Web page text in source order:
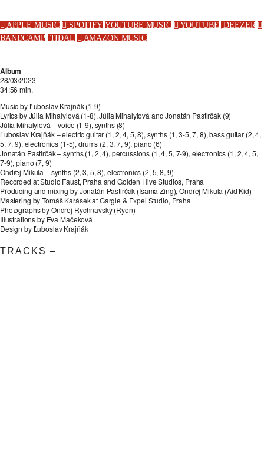
APPLE MUSIC SPOTIFY YOUTUBE MUSIC YOUTUBE DEEZER
BANDCAMP TIDAL AMAZON MUSIC
Album
28/03/2023
34:56 min.
Music by Ľuboslav Krajňák (1-9)
Lyrics by Júlia Mihalyiová (1-8), Júlia Mihalyiová and Jonatán Pastirčák (9)
Júlia Mihalyiová – voice (1-9), synths (8)
Ľuboslav Krajňák – electric guitar (1, 2, 4, 5, 8), synths (1, 3-5, 7, 8), bass guitar (2, 4,
5, 7, 9), electronics (1-5), drums (2, 3, 7, 9), piano (6)
Jonatán Pastirčák – synths (1, 2, 4), percussions (1, 4, 5, 7-9), electronics (1, 2, 4, 5,
7-9), piano (7, 9)
Ondřej Mikula – synths (2, 3, 5, 8), electronics (2, 5, 8, 9)
Recorded at Studio Faust, Praha and Golden Hive Studios, Praha
Producing and mixing by Jonatán Pastirčák (Isama Zing), Ondřej Mikula (Aid Kid)
Mastering by Tomáš Karásek at Gargle & Expel Studio, Praha
Photographs by Ondrej Rychnavský (Ryon)
Illustrations by Eva Mačeková
Design by Ľuboslav Krajňák
TRACKS –